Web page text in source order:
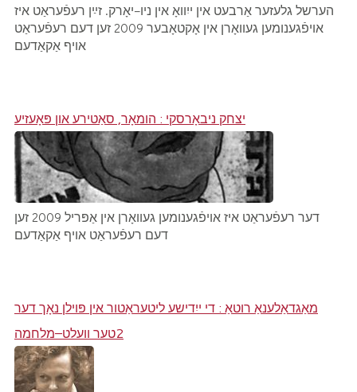
הערשל גלעזער אַרבעט אין ייִוואָ אין ניו–יאָרק. זײַן רעפֿעראַט איז
אויפֿגענומען געוואָרן אין אָקטאָבער 2009 זען דעם רעפֿעראַט
יצחק ניבאָרסקי : הומאָר, סאַטירע און פּאָעזיע
דער רעפֿעראַט איז אויפֿגענומען געוואָרן אין אַפּריל 2009 זען
דעם רעפֿעראַט אויף אַקאַדעם
מאַגדאַלענאַ רוטאַ : די ייִדישע ליטעראַטור אין פּוילן נאָך דער
2טער וועלט–מלחמה